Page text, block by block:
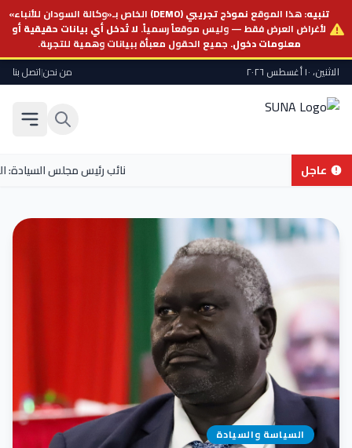
تنبيه:هذا الموقع نموذج تجريبي (DEMO)
الخاص بـ«وكالة السودان للأنباء»
لأغراض العرض فقط — وليس موقعاً رسمياً. لا تُدخل أي بيانات حقيقية أو
معلومات دخول. جميع الحقول معبأة ببيانات وهمية للتجربة.
الاثنين، ١٠ أغسطس ٢٠٢٦
من نحن|اتصل بنا
نائب رئيس مجلس السيادة: عاجل
السياسة والسيادة